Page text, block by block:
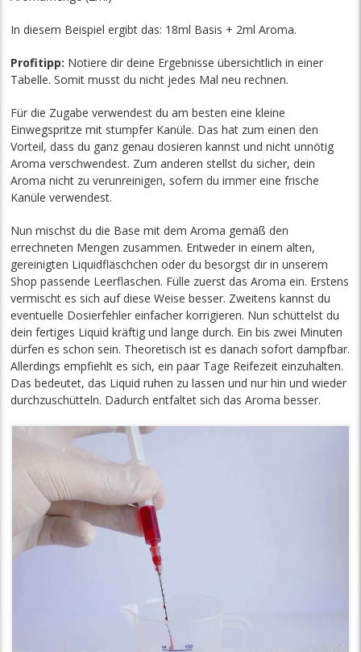
In diesem Beispiel ergibt das: 18ml Basis + 2ml Aroma.
Profitipp: Notiere dir deine Ergebnisse übersichtlich in einer
Tabelle. Somit musst du nicht jedes Mal neu rechnen.
Für die Zugabe verwendest du am besten eine kleine
Einwegspritze mit stumpfer Kanüle. Das hat zum einen den
Vorteil, dass du ganz genau dosieren kannst und nicht unnötig
Aroma verschwendest. Zum anderen stellst du sicher, dein
Aroma nicht zu verunreinigen, sofern du immer eine frische
Kanüle verwendest.
Nun mischst du die Base mit dem Aroma gemäß den
errechneten Mengen zusammen. Entweder in einem alten,
gereinigten Liquidfläschchen oder du besorgst dir in unserem
Shop passende Leerflaschen. Fülle zuerst das Aroma ein. Erstens
vermischt es sich auf diese Weise besser. Zweitens kannst du
eventuelle Dosierfehler einfacher korrigieren. Nun schüttelst du
dein fertiges Liquid kräftig und lange durch. Ein bis zwei Minuten
dürfen es schon sein. Theoretisch ist es danach sofort dampfbar.
Allerdings empfiehlt es sich, ein paar Tage Reifezeit einzuhalten.
Das bedeutet, das Liquid ruhen zu lassen und nur hin und wieder
durchzuschütteln. Dadurch entfaltet sich das Aroma besser.